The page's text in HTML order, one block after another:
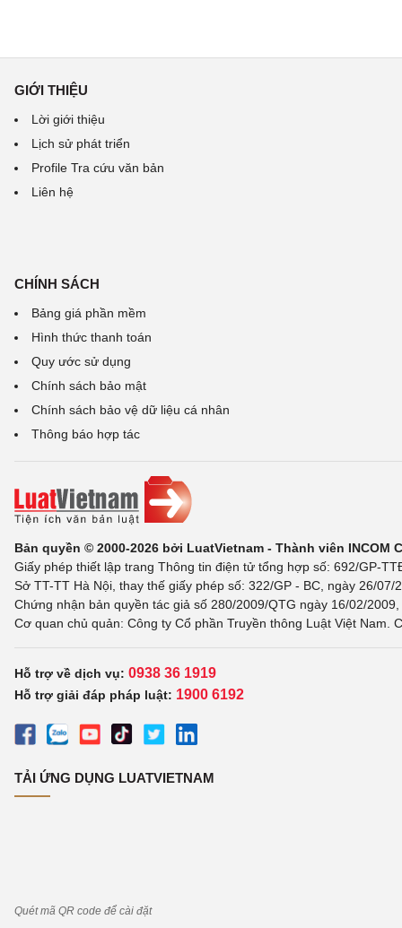
GIỚI THIỆU
Lời giới thiệu
Lịch sử phát triển
Profile Tra cứu văn bản
Liên hệ
CHÍNH SÁCH
Bảng giá phần mềm
Hình thức thanh toán
Quy ước sử dụng
Chính sách bảo mật
Chính sách bảo vệ dữ liệu cá nhân
Thông báo hợp tác
Bản quyền © 2000-2026 bởi LuatVietnam - Thành viên INCOM
Giấy phép thiết lập trang Thông tin điện tử tổng hợp số: 692/GP-
Sở TT-TT Hà Nội, thay thế giấy phép số: 322/GP - BC, ngày 26/
Chứng nhận bản quyền tác giả số 280/2009/QTG ngày 16/02/
Cơ quan chủ quản: Công ty Cổ phần Truyền thông Luật Việt Nam.
Hỗ trợ về dịch vụ: 0938 36 1919
Hỗ trợ giải đáp pháp luật: 1900 6192
TẢI ỨNG DỤNG LUATVIETNAM
Quét mã QR code để cài đặt